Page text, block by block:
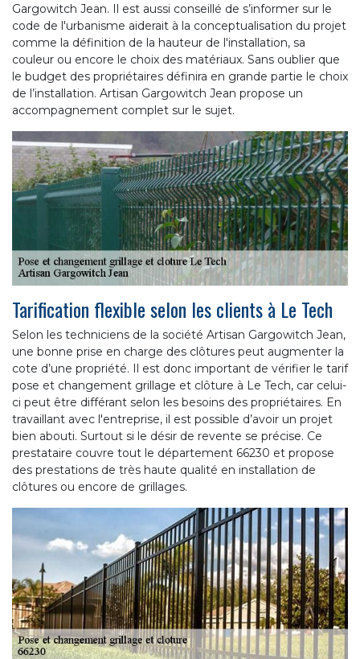
Gargowitch Jean. Il est aussi conseillé de s’informer sur le
code de l'urbanisme aiderait à la conceptualisation du projet
comme la définition de la hauteur de l'installation, sa
couleur ou encore le choix des matériaux. Sans oublier que
le budget des propriétaires définira en grande partie le choix
de l’installation. Artisan Gargowitch Jean propose un
accompagnement complet sur le sujet.
Tarification flexible selon les clients à Le Tech
Selon les techniciens de la société Artisan Gargowitch Jean,
une bonne prise en charge des clôtures peut augmenter la
cote d’une propriété. Il est donc important de vérifier le tarif
pose et changement grillage et clôture à Le Tech, car celui-
ci peut être différant selon les besoins des propriétaires. En
travaillant avec l'entreprise, il est possible d’avoir un projet
bien abouti. Surtout si le désir de revente se précise. Ce
prestataire couvre tout le département 66230 et propose
des prestations de très haute qualité en installation de
clôtures ou encore de grillages.